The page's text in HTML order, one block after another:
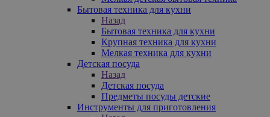
Бытовая техника для кухни
Назад
Бытовая техника для кухни
Крупная техника для кухни
Мелкая техника для кухни
Детская посуда
Назад
Детская посуда
Предметы посуды детские
Инструменты для приготовления